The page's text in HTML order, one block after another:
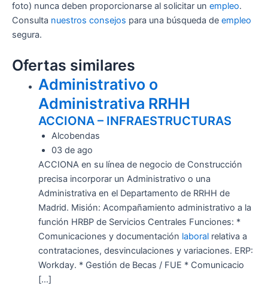
foto) nunca deben proporcionarse al solicitar un empleo.
Consulta nuestros consejos para una búsqueda de empleo
segura.
Ofertas similares
Administrativo o
Administrativa RRHH
ACCIONA – INFRAESTRUCTURAS
Alcobendas
03 de ago
ACCIONA en su línea de negocio de Construcción
precisa incorporar un Administrativo o una
Administrativa en el Departamento de RRHH de
Madrid. Misión: Acompañamiento administrativo a la
función HRBP de Servicios Centrales Funciones: *
Comunicaciones y documentación laboralrelativa a
contrataciones, desvinculaciones y variaciones. ERP:
Workday. * Gestión de Becas / FUE * Comunicacio
[…]